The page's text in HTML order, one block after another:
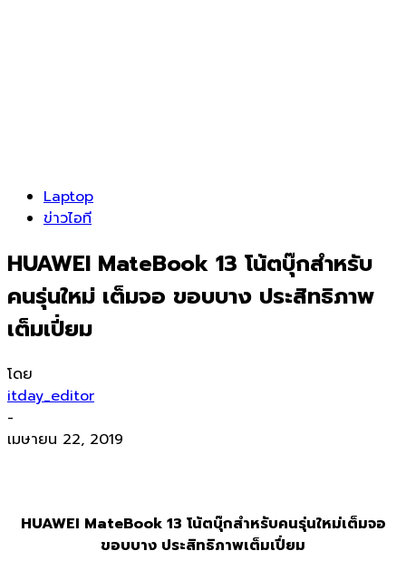
Laptop
ข่าวไอที
HUAWEI MateBook 13 โน้ตบุ๊กสำหรับ
คนรุ่นใหม่ เต็มจอ ขอบบาง ประสิทธิภาพ
เต็มเปี่ยม
โดย
itday_editor
-
เมษายน 22, 2019
HUAWEI MateBook 13 โน้ตบุ๊กสำหรับคนรุ่นใหม่เต็มจอ
ขอบบาง ประสิทธิภาพเต็มเปี่ยม